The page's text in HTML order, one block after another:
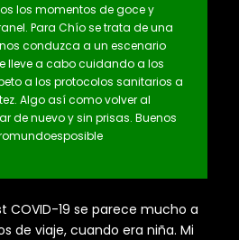
los momentos de goce y
Para Chío se trata de una
conduzca a un escenario
lleve a cabo cuidando a los
a los protocolos sanitarios a
Algo así como volver al
de nuevo y sin prisas. Buenos
COVID-19 se parece mucho a
de viaje, cuando era niña. Mi